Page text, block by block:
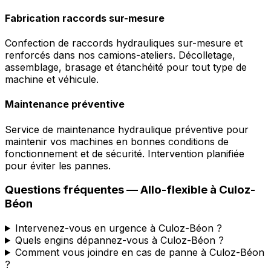
Fabrication raccords sur-mesure
Confection de raccords hydrauliques sur-mesure et
renforcés dans nos camions-ateliers. Décolletage,
assemblage, brasage et étanchéité pour tout type de
machine et véhicule.
Maintenance préventive
Service de maintenance hydraulique préventive pour
maintenir vos machines en bonnes conditions de
fonctionnement et de sécurité. Intervention planifiée
pour éviter les pannes.
Questions fréquentes —Allo-flexible à Culoz-
Béon
Intervenez-vous en urgence à Culoz-Béon ?
Quels engins dépannez-vous à Culoz-Béon ?
Comment vous joindre en cas de panne à Culoz-Béon
?